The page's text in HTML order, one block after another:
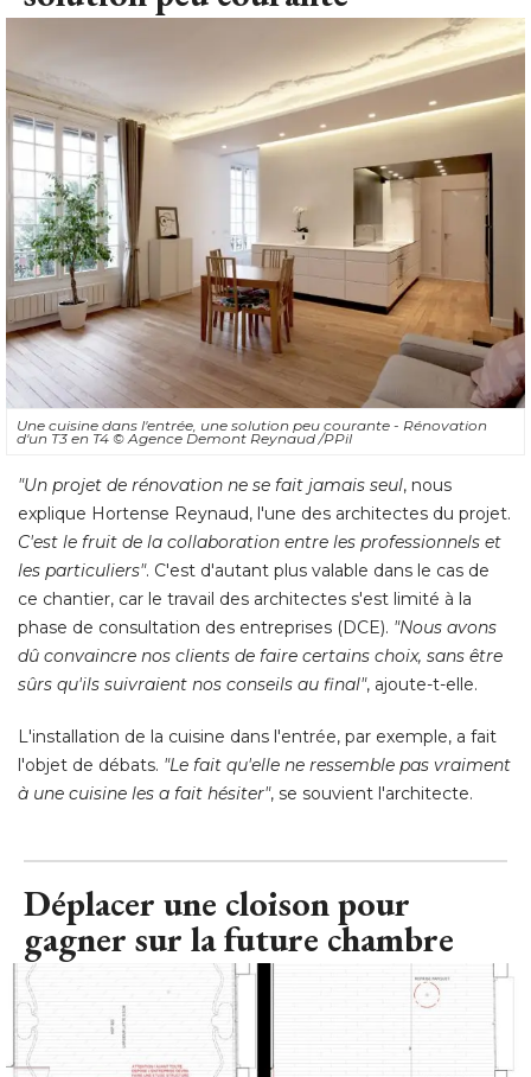
Une cuisine dans l'entrée, une solution peu courante - Rénovation
d'un T3 en T4 © Agence Demont Reynaud /PPil
"Un projet de rénovation ne se fait jamais seul, nous
explique Hortense Reynaud, l'une des architectes du projet.
C'est le fruit de la collaboration entre les professionnels et
les particuliers". C'est d'autant plus valable dans le cas de
ce chantier, car le travail des architectes s'est limité à la
phase de consultation des entreprises (DCE). "Nous avons
dû convaincre nos clients de faire certains choix, sans être
sûrs qu'ils suivraient nos conseils au final", ajoute-t-elle.
L'installation de la cuisine dans l'entrée, par exemple, a fait
l'objet de débats. "Le fait qu'elle ne ressemble pas vraiment
à une cuisine les a fait hésiter", se souvient l'architecte.
Déplacer une cloison pour
gagner sur la future chambre